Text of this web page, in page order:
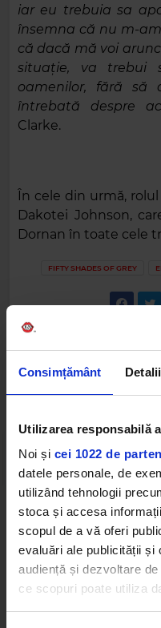
Consimțământ Detalii
Utilizarea responsabilă
Noi și cei 1022 de
datele personale, de
utilizând tehnologii
stoca și accesa
scopul de a vă oferi
evaluări ale publicității și
audiență și dezvoltare
ce scopuri poate utiliza
iar eu trebuia sa
însemna că nu m-
că dacă mă voi
situație, va
oamenilor, fără
întrebată despre
Clarke.
În cele din urmă,
Dakotei Johnson,
Dornan în toate cele
FIFTY SHADES OF GREY
Cele mai
THE BLACK